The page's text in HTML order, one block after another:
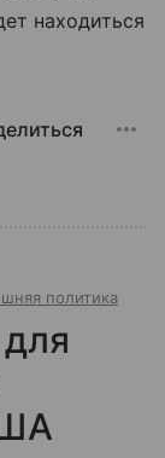
находиться
политика